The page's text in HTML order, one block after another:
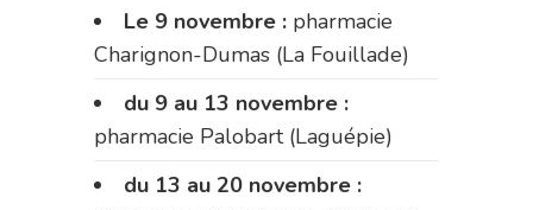
Le 9 novembre : pharmacie
Charignon-Dumas (La Fouillade)
du 9 au 13 novembre :
pharmacie Palobart (Laguépie)
du 13 au 20 novembre :